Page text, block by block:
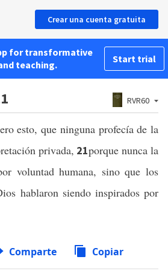
Crear una cuenta gratuita
for transformative
teaching.
Start trial
RVR60
esto, que ninguna profecía de la
privada, 21porque nunca la
voluntad humana, sino que los
hablaron siendo inspirados por
Comparte Copiar